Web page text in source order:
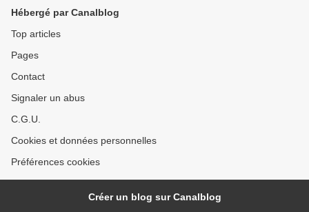
Hébergé par Canalblog
Top articles
Pages
Contact
Signaler un abus
C.G.U.
Cookies et données personnelles
Préférences cookies
Créer un blog sur Canalblog